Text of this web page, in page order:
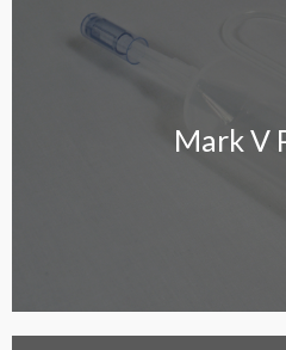
Mark V
Mark V